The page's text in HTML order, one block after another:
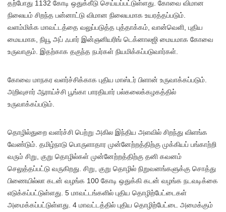
தற்போது 1132 கோடி ஒதுக்கீடு செய்யப்பட்டுள்ளது. கோவை விமான
நிலையம் சிறந்த பன்னாட்டு விமான நிலையமாக உயரத்தப்படும்.
வளம்மிக்க மாவட்டத்தை வலுப்படுத்த புத்தாக்கம், வான்வெளி, புதிய
மையமாக, நியூ அப் ஃபார் இன்ஞனியரிங் டெக்னாலஜி மையமாக கோவை
உருவாகும். இதற்காக தகுந்த நபர்கள் நியமிக்கப்படுவார்கள்.
கோவை மாநகர வளர்ச்சிக்காக புதிய மாஸ்டர் பிளான் உருவாக்கப்படும்.
அறிவுசார் ஆராய்ச்சி பூங்கா பாரதியார் பல்கலைக்கழகத்தில்
உருவாக்கப்படும்.
தொழில்துறை வளர்ச்சி பெற்று அகில இந்திய அளவில் சிறந்து விளங்க
வேண்டும். தமிழ்நாடு பொருளாதார முன்னேற்றத்திற்கு முக்கியப் பங்காற்றி
வரும் சிறு, குறு தொழில்கள் முன்னேற்றத்திற்கு தனி கவனம்
செலுத்தப்பட்டு வருகிறது. சிறு, குறு தொழில் நிறுவனங்களுக்கு சொத்து
பிணையில்லா கடன் வழங்க 100 கோடி ஒதுக்கி கடன் வழங்க நடவடிக்கை
எடுக்கப்பட்டுள்ளது. 5 மாவட்டங்களில் புதிய தொழிற்பேட்டைகள்
அமைக்கப்பட்டுள்ளது. 4 மாவட்டத்தில் புதிய தொழிற்பேட்டை அமைக்கும்